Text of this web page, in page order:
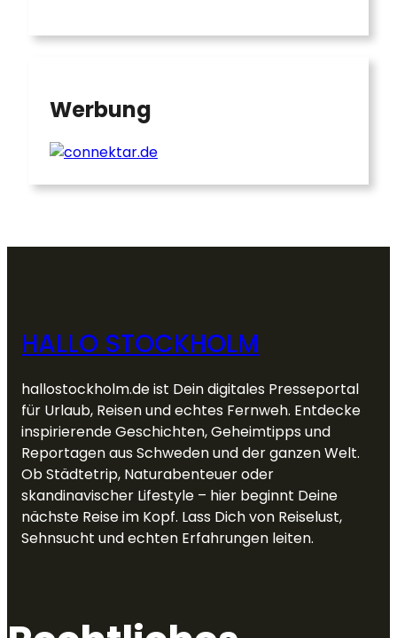
Werbung
HALLO STOCKHOLM
hallostockholm.de ist Dein digitales Presseportal
für Urlaub, Reisen und echtes Fernweh. Entdecke
inspirierende Geschichten, Geheimtipps und
Reportagen aus Schweden und der ganzen Welt.
Ob Städtetrip, Naturabenteuer oder
skandinavischer Lifestyle – hier beginnt Deine
nächste Reise im Kopf. Lass Dich von Reiselust,
Sehnsucht und echten Erfahrungen leiten.